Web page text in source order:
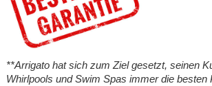
**Arrigato hat sich zum Ziel gesetzt, seinen
Whirlpools und Swim Spas immer die besten